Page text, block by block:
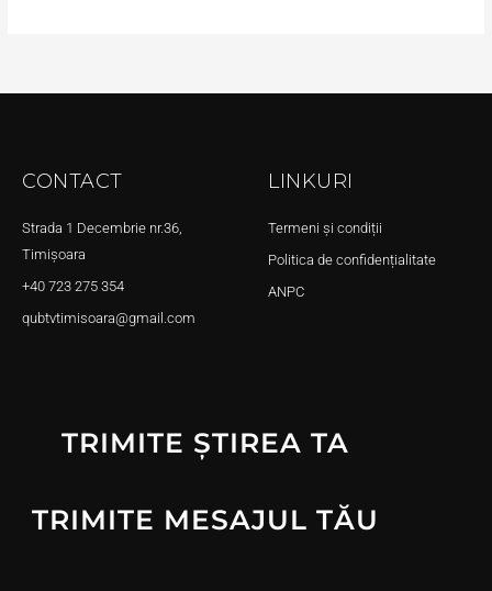
CONTACT
Strada 1 Decembrie nr.36,
Timișoara
+40 723 275 354
qubtvtimisoara@gmail.com
LINKURI
Termeni și condiții
Politica de confidențialitate
ANPC
TRIMITE ȘTIREA TA
TRIMITE MESAJUL TĂU